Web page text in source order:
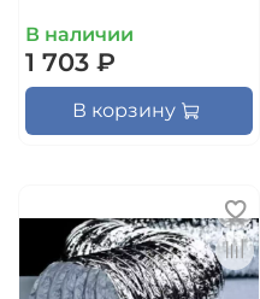
В наличии
1 703 ₽
В корзину